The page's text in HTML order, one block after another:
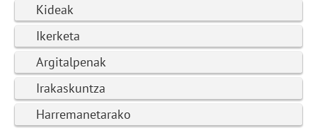
Kideak
Ikerketa
Argitalpenak
Irakaskuntza
Harremanetarako